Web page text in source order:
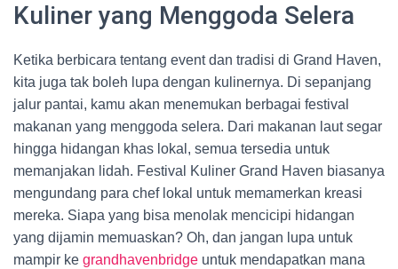
Kuliner yang Menggoda Selera
Ketika berbicara tentang event dan tradisi di Grand Haven,
kita juga tak boleh lupa dengan kulinernya. Di sepanjang
jalur pantai, kamu akan menemukan berbagai festival
makanan yang menggoda selera. Dari makanan laut segar
hingga hidangan khas lokal, semua tersedia untuk
memanjakan lidah. Festival Kuliner Grand Haven biasanya
mengundang para chef lokal untuk memamerkan kreasi
mereka. Siapa yang bisa menolak mencicipi hidangan
yang dijamin memuaskan? Oh, dan jangan lupa untuk
mampir ke grandhavenbridge untuk mendapatkan mana